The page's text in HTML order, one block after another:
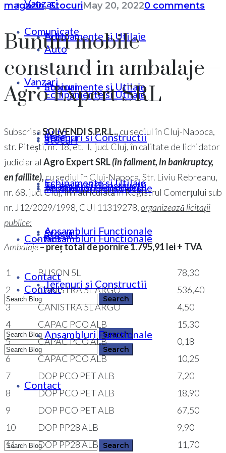
Echipamente si Utilaje
Stocuri
Terenuri si Constructii
Ansambluri Functionale
Contact
0364 146 512
Auto
Echipamente si Utilaje
Stocuri
Terenuri si Constructii
Ansambluri Functionale
Contact
Vanzari
Auto
Echipamente si Utilaje
Stocuri
Terenuri si Constructii
Ansambluri Functionale
Contact
0364 146 512
Comunicate
Vanzari
Auto
Echipamente si Utilaje
Stocuri
Terenuri si Constructii
Ansambluri Functionale
Contact
magazin,StocuriMay 20, 20220 comments
Bunuri mobile
constand in ambalaje –
Agro Expert SRL
SubscrisaSOLVENDI S.P.R.L.,cu sediul în Cluj-Napoca,
str. Pitești, nr. 18, et. II, jud. Cluj, în calitate de lichidator
judiciar al Agro Expert SRL(în faliment, in bankruptcy,
en faillite),cu sediul în Cluj-Napoca, Str. Liviu Rebreanu,
nr. 68, jud. Cluj, înmatriculată în Registrul Comerțului sub
nr. J12/2029/1998, CUI 11319278,organizează licitații
publice:
Ambalaje– preț total de pornire 1.795,91 lei + TVA
1 BUSON 5L
78,30
2
CANISTRA 5L ARGO
536,40
3
CANISTRA 5L ARGO
4,50
4
CAPAC PCO ALB
15,30
5
CAPAC PCO ALB
0,18
6
CAPAC PCO ALB
10,25
7
DOP PCO PET ALB
7,20
8
DOP PCO PET ALB
18,90
9
DOP PCO PET ALB
67,50
10
DOP PP28 ALB
9,90
11
DOP PP28 ALB 11,70